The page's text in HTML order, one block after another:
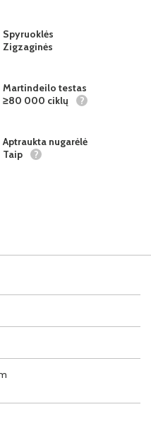
Spyruoklės
Zigzaginės
Martindeilo testas
≥80 000 ciklų
?
Aptraukta nugarėlė
Taip
?